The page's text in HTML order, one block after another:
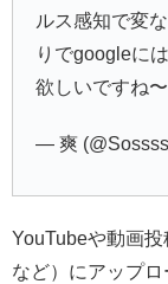
ルス感知で変
りでgoogleに
欲しいですね
— 爽
YouTubeや動画
など）にアップ